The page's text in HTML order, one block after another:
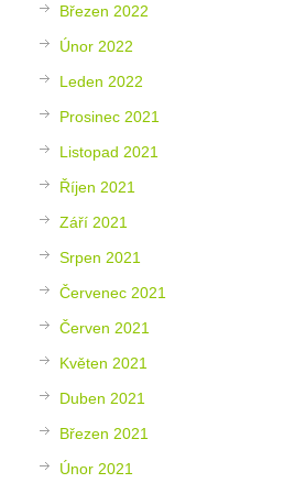
Březen 2022
Únor 2022
Leden 2022
Prosinec 2021
Listopad 2021
Říjen 2021
Září 2021
Srpen 2021
Červenec 2021
Červen 2021
Květen 2021
Duben 2021
Březen 2021
Únor 2021